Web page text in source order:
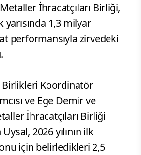
İhracatçıları Birliği,
yarısında 1,3 milyar
performansıyla zirvedeki
Birlikleri Koordinatör
ve Ege Demir ve
İhracatçıları Birliği
2026 yılının ilk
için belirledikleri 2,5